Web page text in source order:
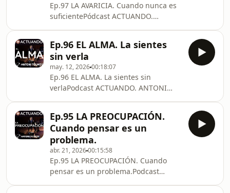
Ep.97 LA AVARICIA. Cuando nunca es
suficientePódcast ACTUANDO.
CONCIERTO DE LAS
PALABRAShttps://antonitolmos.com/contactar/
LIBRO"Cuando dudas de ti" (Ed.
Milenio)http://cuandodudasdeti.com/Bienvenidos
a este episodio donde vamos a hablar
de algo que todos hemos sentido
alguna vez… aunque no siempre
queramos admitirlo: la avaricia.Ese
impu
Ep.96 EL ALMA. La sientes
sin verla
may. 12, 202600:18:07
Ep.96 EL ALMA. La sientes sin
verlaPodcast ACTUANDO. ANTONI
Comunicación.Contacto para...EL
CONCIERTO DE LAS
PALABRAShttps://antonitolmos.com/contactar/
LIBRO&quot;Cuando dudas de
ti&quot; (Ed.
Milenio)http://cuandodudasdeti.com/Hoy
vamos a hablar de algo que no se
puede tocar… pero que todos, de
Ep.95 LA PREOCUPACIÓN.
Cuando pensar es un
problema.
abr. 21, 202600:15:58
Ep.95 LA PREOCUPACIÓN. Cuando
pensar es un problema.Podcast